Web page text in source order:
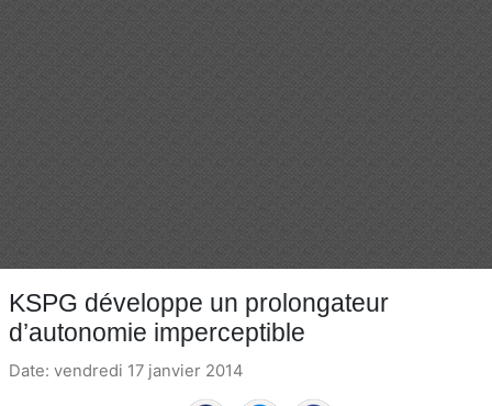
KSPG développe un prolongateur
d’autonomie imperceptible
Date: vendredi 17 janvier 2014